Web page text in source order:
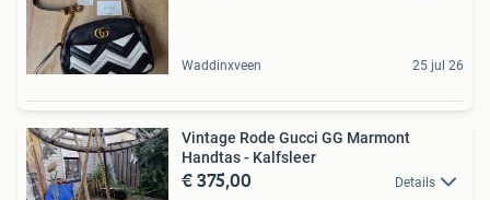
Waddinxveen 25 jul 26
Vintage Rode Gucci GG Marmont
Handtas - Kalfsleer
€ 375,00 Details